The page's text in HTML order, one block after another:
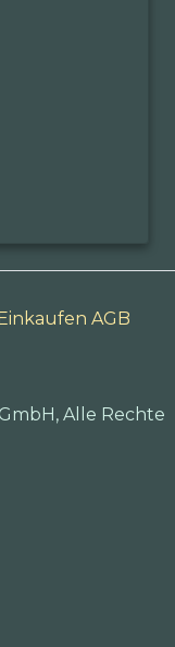
AGB
Alle Rechte